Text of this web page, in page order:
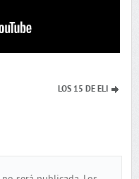
LOS 15 DE ELI